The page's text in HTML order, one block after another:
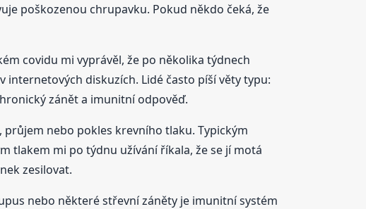
poškozenou chrupavku. Pokud někdo čeká, že
covidu mi vyprávěl, že po několika týdnech
internetových diskuzích. Lidé často píší věty typu:
zánět a imunitní odpověď.
nebo pokles krevního tlaku. Typickým
tlakem mi po týdnu užívání říkala, že se jí motá
zesilovat.
nebo některé střevní záněty je imunitní systém